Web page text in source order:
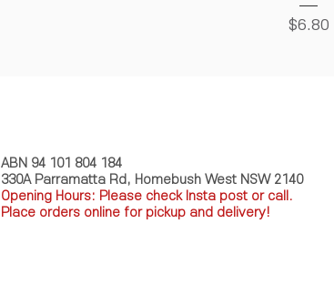
Price
$6.80
ABN 94 101 804 184
330A Parramatta Rd, Homebush West NSW 2140
Opening Hours: Please check Insta post or call.
Place orders online for pickup and delivery!